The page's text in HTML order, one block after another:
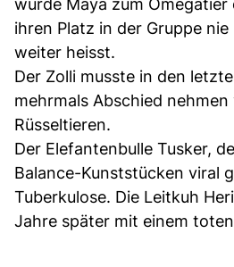
wurde Maya zum
ihren Platz in der Gruppe
weiter heisst.
Der Zolli musste in den
mehrmals Abschied nehmen
Rüsseltieren.
Der Elefantenbulle Tusker,
Balance-Kunststücken viral
Tuberkulose. Die Leitkuh
Jahre später mit einem